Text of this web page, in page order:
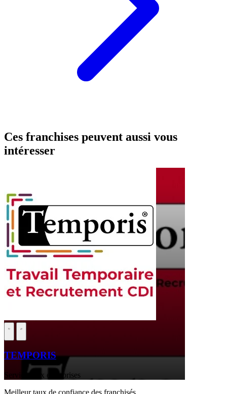
Ces franchises peuvent aussi vous
intéresser
TEMPORIS
Services aux entreprises
Meilleur taux de confiance des franchisés